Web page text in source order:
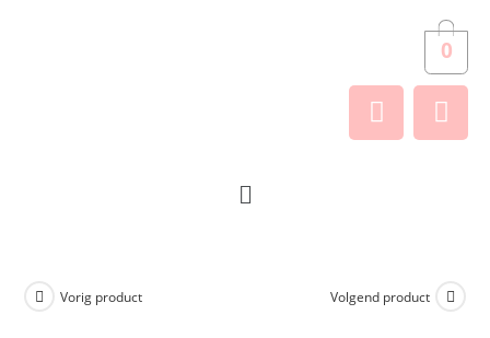
0
Vorig product Volgend product